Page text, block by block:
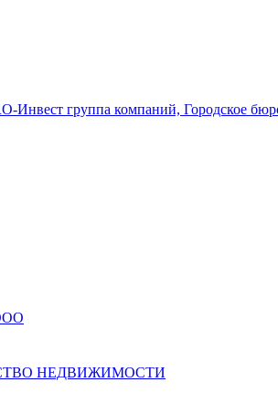
группа компаний, Городское
НЕДВИЖИМОСТИ